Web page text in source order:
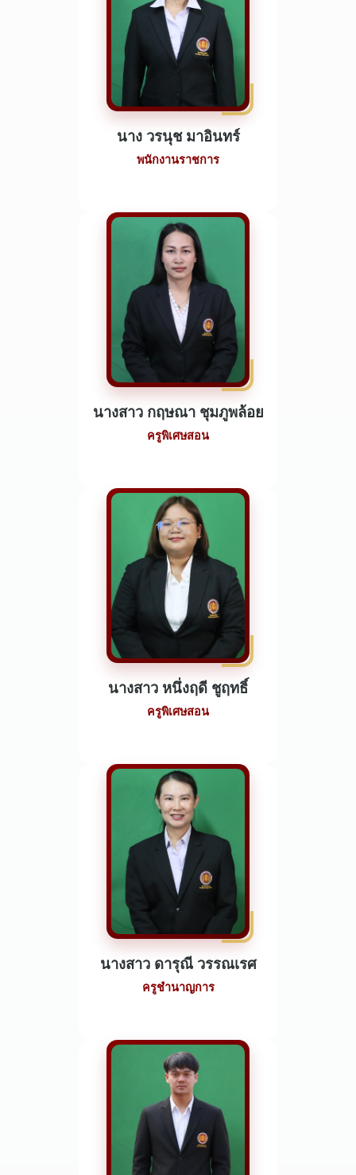
นาง วรนุช มาอินทร์
พนักงานราชการ
นางสาว กฤษณา ชุมภูพล้อย
ครูพิเศษสอน
นางสาว หนึ่งฤดี ชูฤทธิ์
ครูพิเศษสอน
นางสาว ดารุณี วรรณเรศ
ครูชำนาญการ